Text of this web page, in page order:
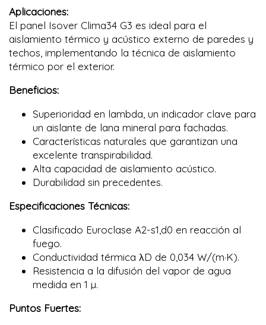
Aplicaciones:
El panel Isover Clima34 G3 es ideal para el
aislamiento térmico y acústico externo de paredes y
techos, implementando la técnica de aislamiento
térmico por el exterior.
Beneficios:
Superioridad en lambda, un indicador clave para
un aislante de lana mineral para fachadas.
Características naturales que garantizan una
excelente transpirabilidad.
Alta capacidad de aislamiento acústico.
Durabilidad sin precedentes.
Especificaciones Técnicas:
Clasificado Euroclase A2-s1,d0 en reacción al
fuego.
Conductividad térmica λD de 0,034 W/(m·K).
Resistencia a la difusión del vapor de agua
medida en 1 µ.
Puntos Fuertes: